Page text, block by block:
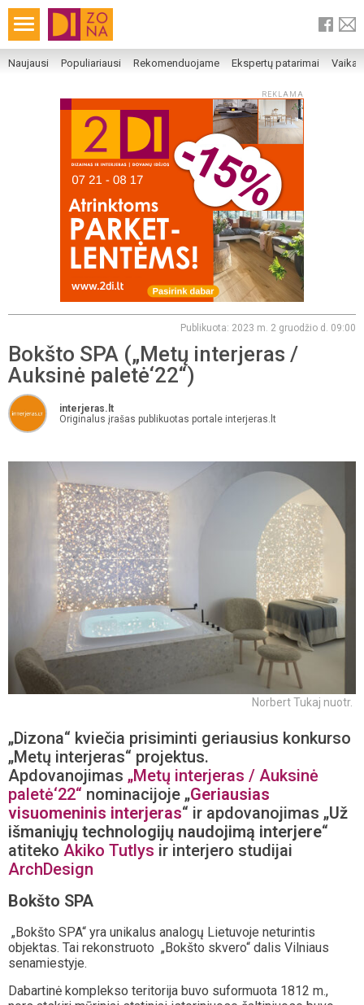
Naujausi Populiariausi Rekomenduojame Ekspertų patarimai
REKLAMA
Publikuota: 2023 m. 2 gruodžio d. 09:00
Bokšto SPA („Metų interjeras /
Auksinė paletė‘22“)
interjeras.lt
Originalus įrašas publikuotas portale interjeras.lt
Norbert Tukaj nuotr.
„Dizona“ kviečia prisiminti geriausius konkurso
„Metų interjeras“ projektus.
Apdovanojimas „Metų interjeras / Auksinė
paletė‘22“ nominacijoje „Geriausias
visuomeninis interjeras“ ir apdovanojimas „Už
išmaniųjų technologijų naudojimą interjere“
atiteko Akiko Tutlys ir interjero studijai
ArchDesign
Bokšto SPA
„Bokšto SPA“ yra unikalus analogų Lietuvoje neturintis
objektas. Tai rekonstruoto „Bokšto skvero“ dalis Vilniaus
senamiestyje.
Dabartinė komplekso teritorija buvo suformuota 1812 m.,